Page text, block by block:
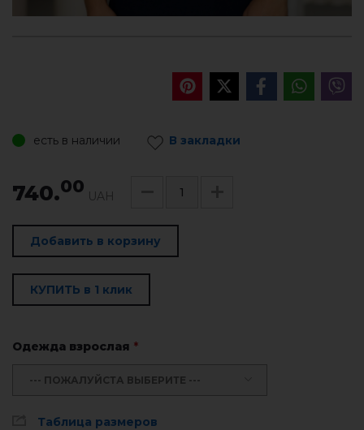
есть в наличии В закладки
740.00 UAH
Добавить в корзину
КУПИТЬ в 1 клик
Одежда взрослая *
--- ПОЖАЛУЙСТА ВЫБЕРИТЕ ---
Таблица размеров